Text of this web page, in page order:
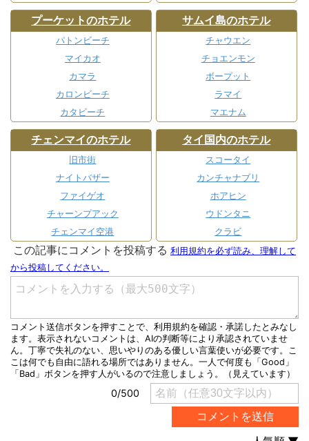
プーケットのホテル
パトンビーチ
マイカオ
カマラ
カロンビーチ
カタビーチ
サムイ島のホテル
チャウエン
チョエンモン
ボープット
ラマイ
マエナム
チェンマイのホテル
旧市街
ナイトバザー
ファイゲオ
チャーンプアック
チェンマイ空港
タイ国内のホテル
スコータイ
カンチャナブリ
ホアヒン
ウドンタニ
クラビ